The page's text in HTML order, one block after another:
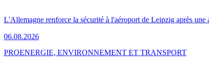
L'Allemagne renforce la sécurité à l'aéroport de Leipzig après une
06.08.2026
PROENERGIE, ENVIRONNEMENT ET TRANSPORT